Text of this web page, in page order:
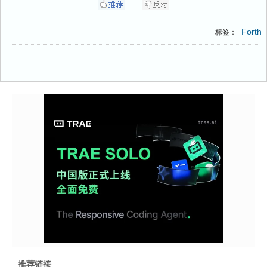
标签： Forth
推荐链接